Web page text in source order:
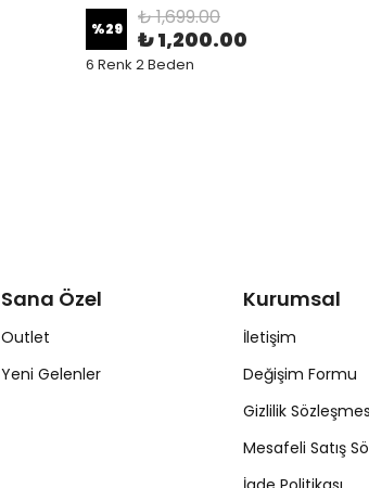
%29 ₺ 1,699.00
₺ 1,200.00
6 Renk 2 Beden
Sana Özel
Outlet
Yeni Gelenler
Kurumsal
İletişim
Değişim Formu
Gizlilik
Mesafeli Satış